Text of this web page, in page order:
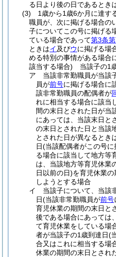
る日より後の日であるとき
(3)
1歳から1歳6か月に達す
職員が、次に掲げる場合の
子についてこの号に掲げる
ている場合であって第3条
ときはイ及びウに掲げる場
める特別の事情がある場合
該当する場合) 当該子の1
ア
当該非常勤職員が当該
員が前号に掲げる場合に
該非常勤職員の配偶者が
れに相当する場合に該当
間の末日とされた日が当
にあっては、当該末日と
の末日とされた日と当該
とされた日が異なるとき
日(当該配偶者がこの号
る場合に該当して地方等
は、当該地方等育児休業
日以前の日)を育児休業
しようとする場合
イ
当該子について、当該
日(当該非常勤職員が前号
育児休業の期間の末日と
後である場合にあっては
て育児休業をしている場
者が当該子の1歳到達日(
合又はこれに相当する場
休業の期間の末日とされ